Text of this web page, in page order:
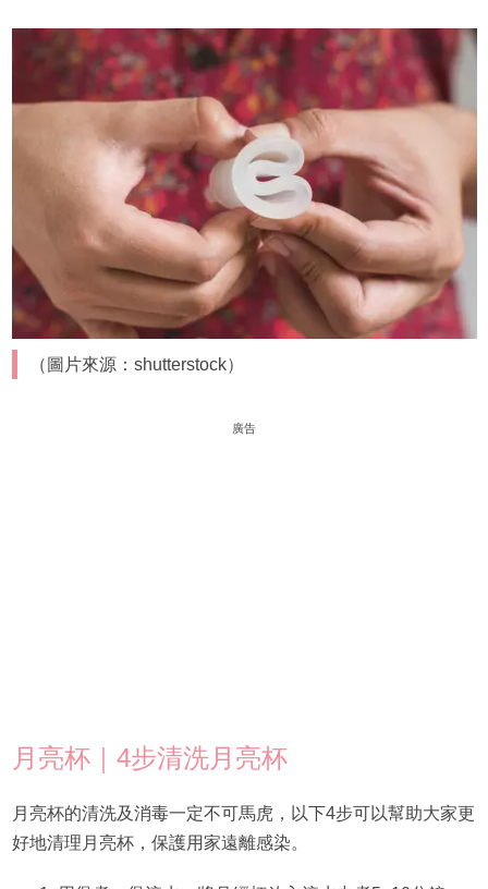
（圖片來源：shutterstock）
廣告
月亮杯｜4步清洗月亮杯
月亮杯的清洗及消毒一定不可馬虎，以下4步可以幫助大家更
好地清理月亮杯，保護用家遠離感染。